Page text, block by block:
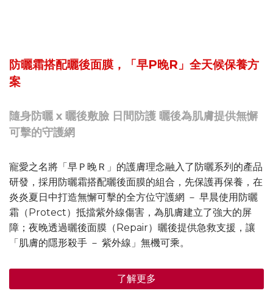
防曬霜搭配曬後面膜，「早P晚R」全天候保養方
案
隨身防曬 x 曬後敷臉 日間防護 曬後為肌膚提供無懈
可擊的守護網
寵愛之名將「早Ｐ晚Ｒ」的護膚理念融入了防曬系列的產品
研發，採用防曬霜搭配曬後面膜的組合，先保護再保養，在
炎炎夏日中打造無懈可擊的全方位守護網 － 早晨使用防曬
霜（Protect）抵擋紫外線傷害，為肌膚建立了強大的屏
障；夜晚透過曬後面膜（Repair）曬後提供急救支援，讓
「肌膚的隱形殺手 － 紫外線」無機可乘。
了解更多